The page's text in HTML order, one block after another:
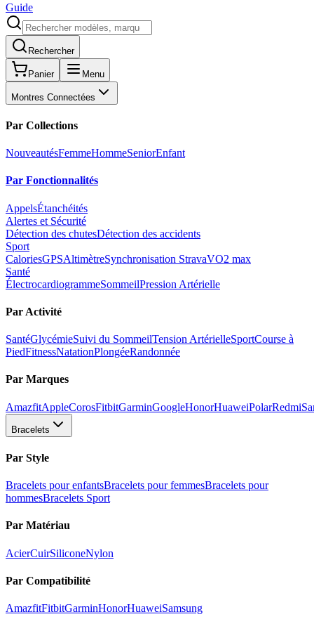
Guide
Rechercher
Panier Menu
Montres Connectées
Par Collections
NouveautésFemmeHommeSeniorEnfant
Par Fonctionnalités
AppelsÉtanchéités
Alertes et Sécurité
Détection des chutesDétection des accidents
Sport
CaloriesGPSAltimètreSynchronisation StravaVO2 max
Santé
ÉlectrocardiogrammeSommeilPression Artérielle
Par Activité
SantéGlycémieSuivi du SommeilTension ArtérielleSportCourse à
PiedFitnessNatationPlongéeRandonnée
Par Marques
AmazfitAppleCorosFitbitGarminGoogleHonorHuaweiPolarRedmi
Bracelets
Par Style
Bracelets pour enfantsBracelets pour femmesBracelets pour
hommesBracelets Sport
Par Matériau
AcierCuirSiliconeNylon
Par Compatibilité
AmazfitFitbitGarminHonorHuaweiSamsung